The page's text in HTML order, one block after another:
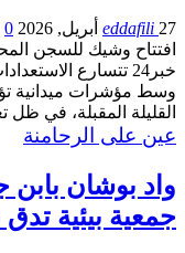
eddafili 27 أبريل, 2026
0
افتتاح وشيك للسجن
خبر24 تتسارع
وسط مؤشرات ميدانية
القليلة المقبلة، في
عين على الرحامنة
واد بوشان بابن
جمعية بيئية